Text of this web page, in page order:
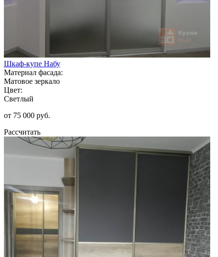
Шкаф-купе Набу
Материал фасада:
Матовое зеркало
Цвет:
Светлый
от 75 000 руб.
Рассчитать